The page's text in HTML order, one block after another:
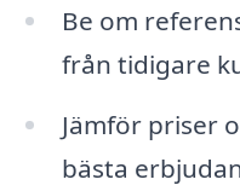
Be om
från tidigare
Jämför priser
bästa